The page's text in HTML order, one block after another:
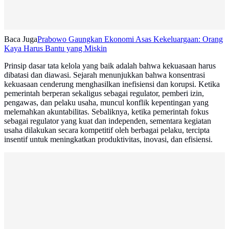
Baca JugaPrabowo Gaungkan Ekonomi Asas Kekeluargaan: Orang
Kaya Harus Bantu yang Miskin
Prinsip dasar tata kelola yang baik adalah bahwa kekuasaan harus
dibatasi dan diawasi. Sejarah menunjukkan bahwa konsentrasi
kekuasaan cenderung menghasilkan inefisiensi dan korupsi. Ketika
pemerintah berperan sekaligus sebagai regulator, pemberi izin,
pengawas, dan pelaku usaha, muncul konflik kepentingan yang
melemahkan akuntabilitas. Sebaliknya, ketika pemerintah fokus
sebagai regulator yang kuat dan independen, sementara kegiatan
usaha dilakukan secara kompetitif oleh berbagai pelaku, tercipta
insentif untuk meningkatkan produktivitas, inovasi, dan efisiensi.